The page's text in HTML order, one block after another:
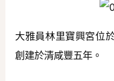
大雅員林里寶興宮位
創建於清咸豐五年。